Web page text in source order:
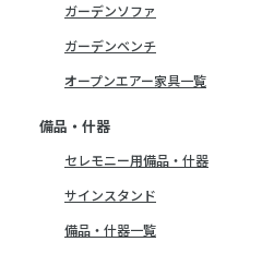
ガーデンソファ
ガーデンベンチ
オープンエアー家具一覧
備品・什器
セレモニー用備品・什器
サインスタンド
備品・什器一覧